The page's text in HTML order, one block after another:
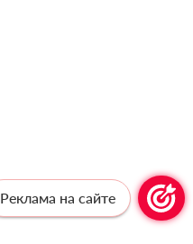
Реклама на сайте